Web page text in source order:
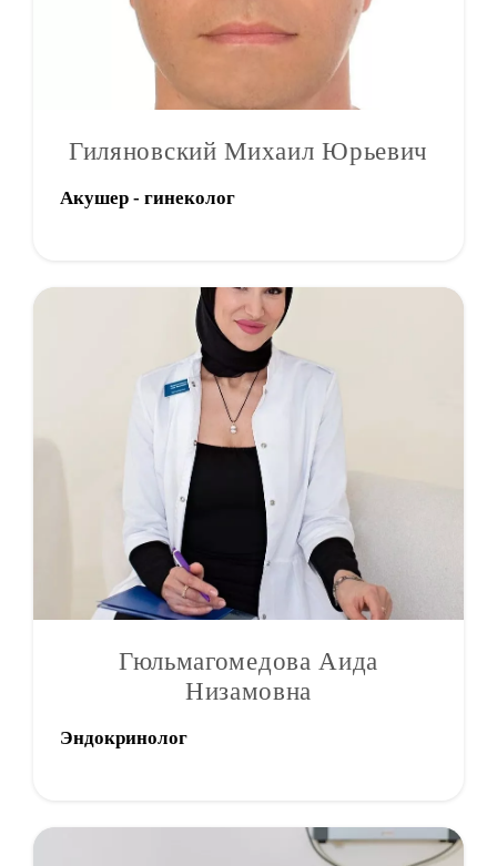
Гиляновский Михаил Юрьевич
Акушер - гинеколог
Гюльмагомедова Аида
Низамовна
Эндокринолог